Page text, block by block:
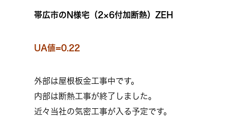
帯広市のN様宅（2×6付加断熱）ZEH
UA値=0.22
外部は屋根板金工事中です。
内部は断熱工事が終了しました。
近々当社の気密工事が入る予定です。